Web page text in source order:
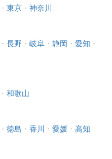
・ 東京 ・ 神奈川
・ 長野 ・ 岐阜 ・ 静岡 ・ 愛知 ・
・ 和歌山
・ 徳島 ・ 香川 ・ 愛媛 ・ 高知